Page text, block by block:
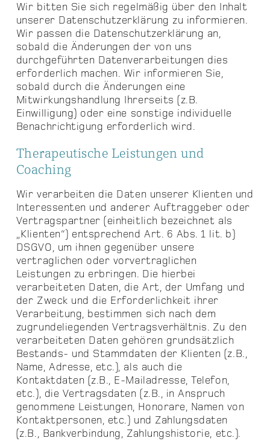
Wir bitten Sie sich regelmäßig über den Inhalt
unserer Datenschutzerklärung zu informieren.
Wir passen die Datenschutzerklärung an,
sobald die Änderungen der von uns
durchgeführten Datenverarbeitungen dies
erforderlich machen. Wir informieren Sie,
sobald durch die Änderungen eine
Mitwirkungshandlung Ihrerseits (z.B.
Einwilligung) oder eine sonstige individuelle
Benachrichtigung erforderlich wird.
Therapeutische Leistungen und
Coaching
Wir verarbeiten die Daten unserer Klienten und
Interessenten und anderer Auftraggeber oder
Vertragspartner (einheitlich bezeichnet als
„Klienten“) entsprechend Art. 6 Abs. 1 lit. b)
DSGVO, um ihnen gegenüber unsere
vertraglichen oder vorvertraglichen
Leistungen zu erbringen. Die hierbei
verarbeiteten Daten, die Art, der Umfang und
der Zweck und die Erforderlichkeit ihrer
Verarbeitung, bestimmen sich nach dem
zugrundeliegenden Vertragsverhältnis. Zu den
verarbeiteten Daten gehören grundsätzlich
Bestands- und Stammdaten der Klienten (z.B.,
Name, Adresse, etc.), als auch die
Kontaktdaten (z.B., E-Mailadresse, Telefon,
etc.), die Vertragsdaten (z.B., in Anspruch
genommene Leistungen, Honorare, Namen von
Kontaktpersonen, etc.) und Zahlungsdaten
(z.B., Bankverbindung, Zahlungshistorie, etc.).